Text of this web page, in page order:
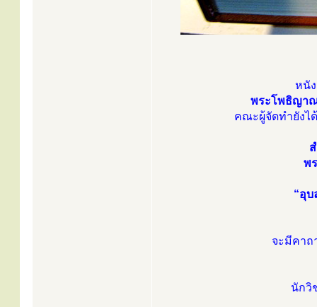
หนั
พระโพธิญาณ
คณะผู้จัดทำยังไ
พ
“อุบ
จะมีคาถ
นักวิ